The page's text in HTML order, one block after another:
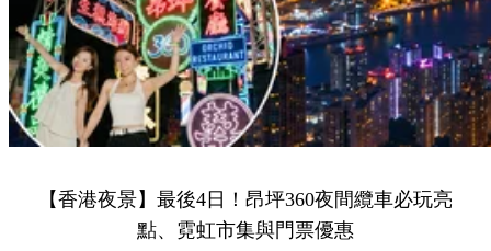
【香港夜景】最後4日！昂坪360夜間纜車必玩亮
點、霓虹市集與門票優惠